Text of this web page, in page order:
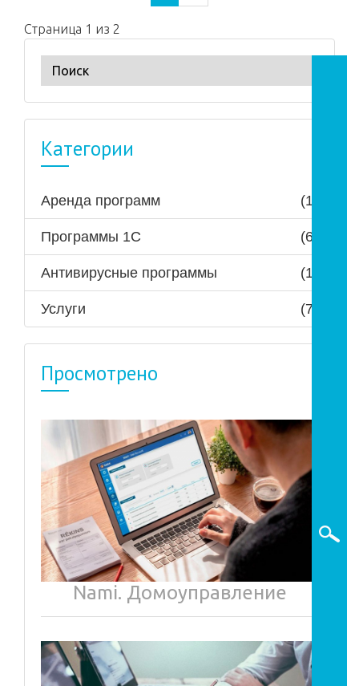
Страница 1 из 2
Категории
Аренда программ (1)
Программы 1С (6)
Антивирусные программы (1)
Услуги (7)
Просмотрено
Nami. Домоуправление